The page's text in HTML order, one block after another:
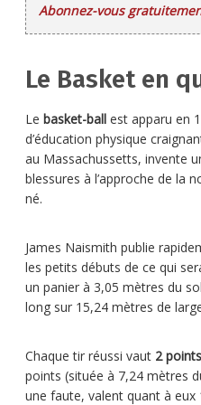
Abonnez-vous
Le Basket en
Le basket-ball est apparu en
d’éducation physique
au Massachussetts, invente
blessures à l’approche de la
né.
James Naismith publie
les petits débuts de ce qui
un panier à 3,05 mètres du
long sur 15,24 mètres de
Chaque tir réussi vaut 2 points
points (située à 7,24 mètres
une faute, valent quant à eux